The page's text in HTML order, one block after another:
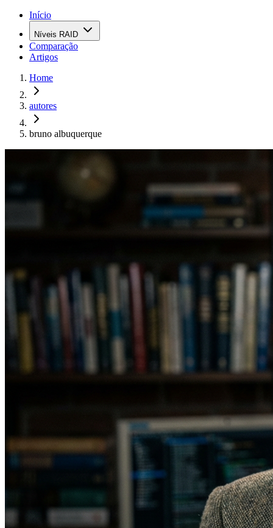
Início
Níveis RAID
Comparação
Artigos
Home
autores
bruno albuquerque